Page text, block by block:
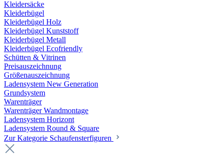
Kleidersäcke
Kleiderbügel
Kleiderbügel Holz
Kleiderbügel Kunststoff
Kleiderbügel Metall
Kleiderbügel Ecofriendly
Schütten & Vitrinen
Preisauszeichnung
Größenauszeichnung
Ladensystem New Generation
Grundsystem
Warenträger
Warenträger Wandmontage
Ladensystem Horizont
Ladensystem Round & Square
Zur Kategorie Schaufenster­figuren